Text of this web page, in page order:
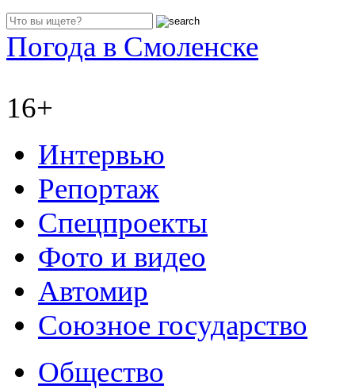
Погода в Смоленске
16+
Интервью
Репортаж
Спецпроекты
Фото и видео
Автомир
Союзное государство
Общество